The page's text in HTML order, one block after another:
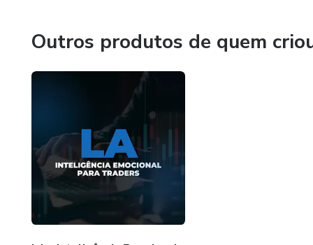
Outros produtos de quem